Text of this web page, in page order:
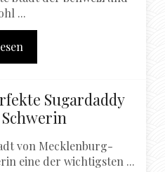
...
Sugardaddy
von Mecklenburg-
eine der wichtigsten ...